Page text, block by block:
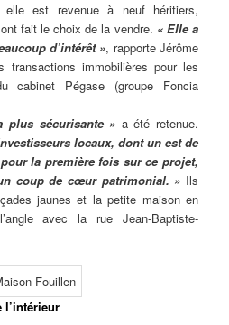
elle est revenue à neuf héritiers,
fait le choix de la vendre. « Elle a
d’intérêt », rapporte Jérôme
transactions immobilières pour les
cabinet Pégase (groupe Foncia
plus sécurisante » a été retenue.
locaux, dont un est de
la première fois sur ce projet,
coup de cœur patrimonial. » Ils
jaunes et la petite maison en
avec la rue Jean-Baptiste-
l’intérieur